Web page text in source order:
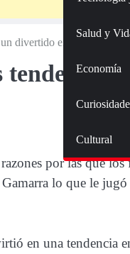
Salud y
Economía
Cultural
divertido error
por las que
lo que le
en una tendencia